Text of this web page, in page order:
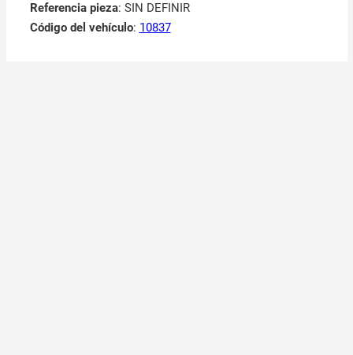
Referencia pieza: SIN DEFINIR
Código del vehículo: 10837